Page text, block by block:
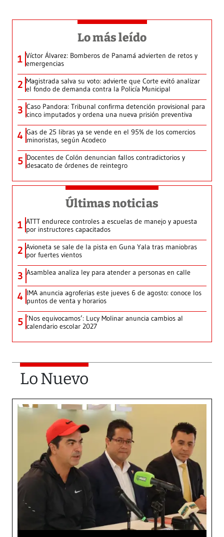
Lo más leído
1 Víctor Álvarez: Bomberos de Panamá advierten de retos y
emergencias
2 Magistrada salva su voto: advierte que Corte evitó analizar
el fondo de demanda contra la Policía Municipal
3 Caso Pandora: Tribunal confirma detención provisional para
cinco imputados y ordena una nueva prisión preventiva
4 Gas de 25 libras ya se vende en el 95% de los comercios
minoristas, según Acodeco
5 Docentes de Colón denuncian fallos contradictorios y
desacato de órdenes de reintegro
Últimas noticias
1 ATTT endurece controles a escuelas de manejo y apuesta
por instructores capacitados
2 Avioneta se sale de la pista en Guna Yala tras maniobras
por fuertes vientos
3 Asamblea analiza ley para atender a personas en calle
4 IMA anuncia agroferias este jueves 6 de agosto: conoce los
puntos de venta y horarios
5 ‘Nos equivocamos’: Lucy Molinar anuncia cambios al
calendario escolar 2027
Lo Nuevo